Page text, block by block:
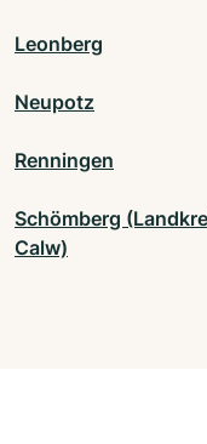
Leonberg
Neupotz
Renningen
Schömberg
Calw)